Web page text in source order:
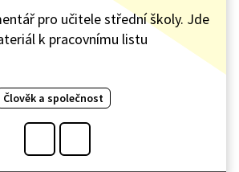
pro učitele střední školy. Jde
k pracovnímu listu
Člověk a společnost